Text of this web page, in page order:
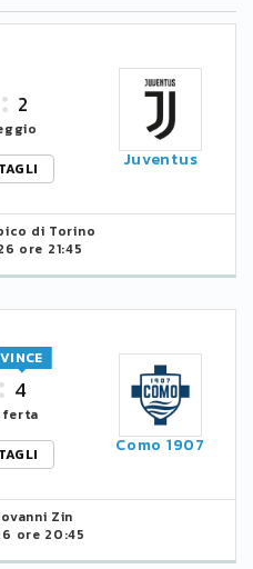
2
Juventus
di Torino
ore 21:45
4
VINCE
Como 1907
Zin
ore 20:45